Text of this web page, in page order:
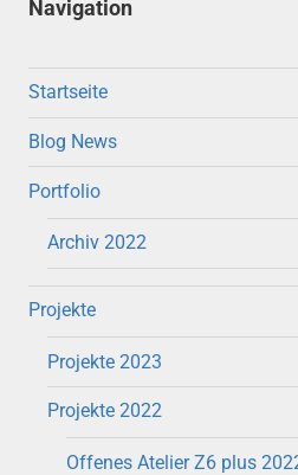
Navigation
Startseite
Blog News
Portfolio
Archiv 2022
Projekte
Projekte 2023
Projekte 2022
Offenes Atelier Z6 plus